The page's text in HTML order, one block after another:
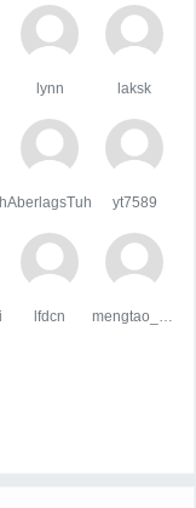
lynn laksk
AberlagsTuh yt7589
lfdcn